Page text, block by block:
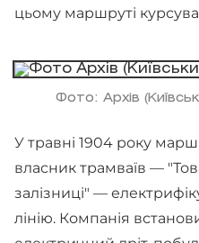
цьому маршруті
Фото: Архів
У травні 1904 року
власник трамваїв —
залізниці" —
лінію. Компанія